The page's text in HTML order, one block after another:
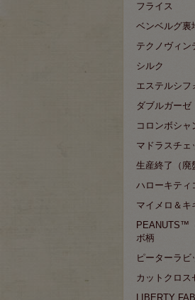
フライス
ベンベルグ裏
テクノヴィン
シルク
エステルシフ
ダブルガーゼ
コロンボシャ
マドラスチェ
生産終了（廃
ハローキティ
マイメロ＆キ
PEANUTS™
ボ柄
ピーターラビ
カットクロス
LIBERTY